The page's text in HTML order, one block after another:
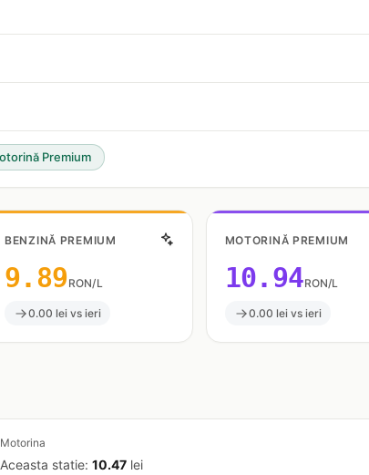
Premium
BENZINĂ PREMIUM
9.89RON/L
0.00 lei vs ieri
MOTORINĂ PREMIUM
10.94RON/L
0.00 lei vs ieri
Motorina
Aceasta statie: 10.47 lei